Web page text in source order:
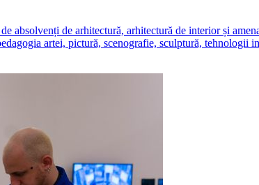
de arhitectură, arhitectură de interior și
artei, pictură, scenografie, sculptură, tehnologii